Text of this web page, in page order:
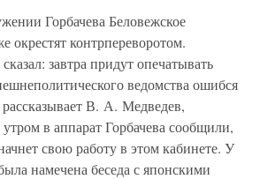
Горбачева Беловежское
окрестят контрпереворотом.
завтра придут опечатывать
ведомства ошибся
В. А. Медведев,
в аппарат Горбачева сообщили,
свою работу в этом кабинете. У
намечена беседа с японскими